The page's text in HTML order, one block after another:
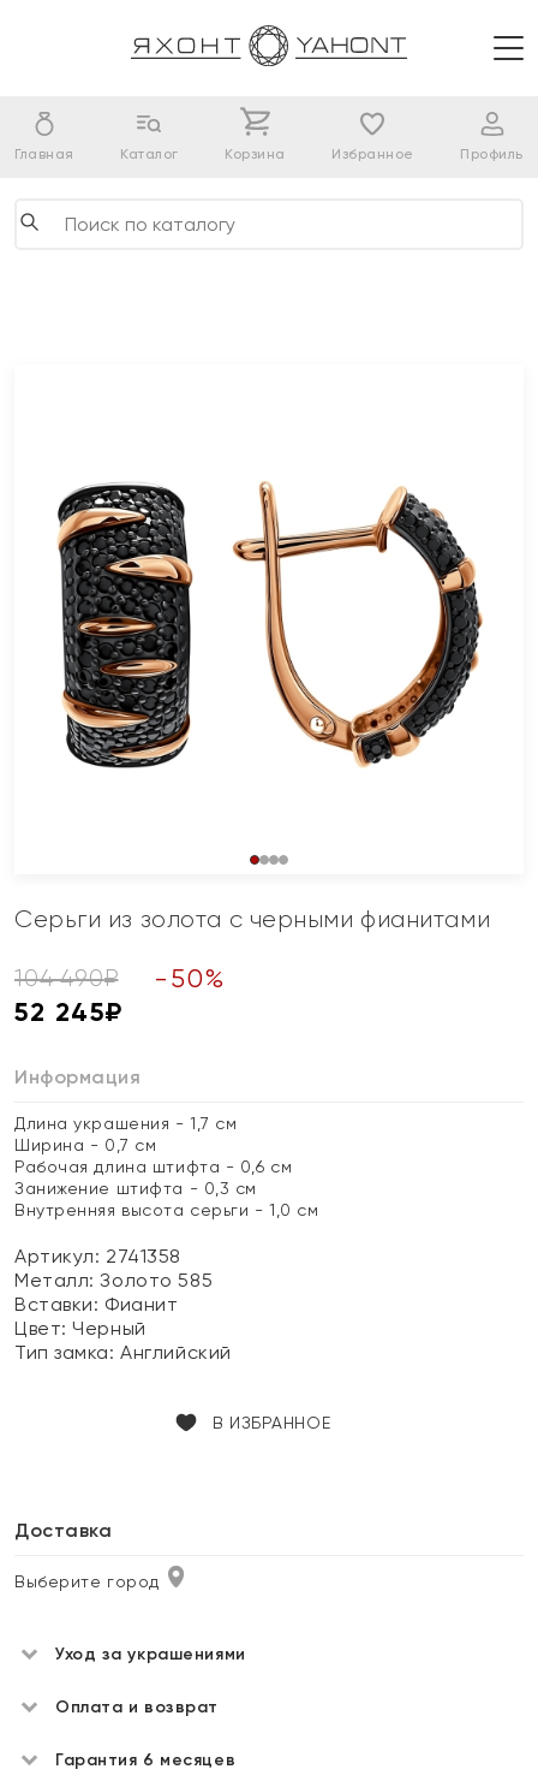
Главная Каталог Корзина Избранное Профиль
Серьги из золота с черными фианитами
104 490₽ - 50%
52 245₽
Информация
Длина украшения - 1,7 см
Ширина - 0,7 см
Рабочая длина штифта - 0,6 см
Занижение штифта - 0,3 см
Внутренняя высота серьги - 1,0 см
Артикул: 2741358
Металл:Золото 585
Вставки: Фианит
Цвет:Черный
Тип замка:Английский
В ИЗБРАННОЕ
Доставка
Выберите город
Уход за украшениями
Оплата и возврат
Гарантия 6 месяцев